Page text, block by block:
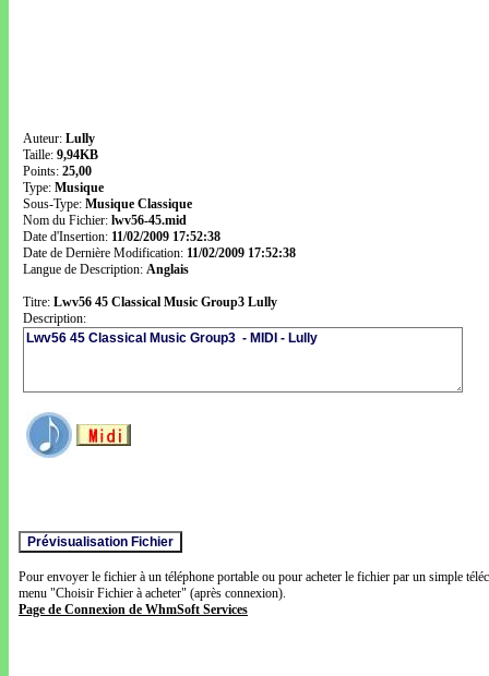
Auteur: Lully
Taille: 9,94KB
Points: 25,00
Type: Musique
Sous-Type: Musique Classique
Nom du Fichier: lwv56-45.mid
Date d'Insertion: 11/02/2009 17:52:38
Date de Dernière Modification: 11/02/2009 17:52:38
Langue de Description: Anglais
Titre: Lwv56 45 Classical Music Group3 Lully
Description:
Pour envoyer le fichier à un téléphone portable ou pour acheter le fichier par un simple
menu "Choisir Fichier à acheter" (après connexion).
Page de Connexion de WhmSoft Services